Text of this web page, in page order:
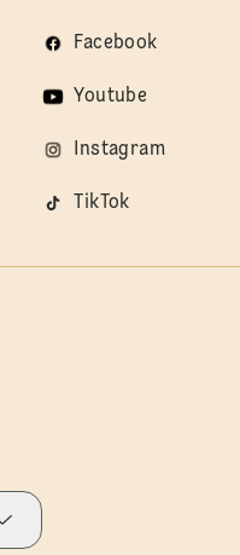
Facebook
Youtube
Instagram
TikTok